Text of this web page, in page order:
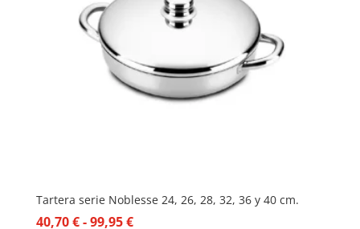
Tartera serie Noblesse 24, 26, 28, 32, 36 y 40 cm.
40,70€-99,95€Rango